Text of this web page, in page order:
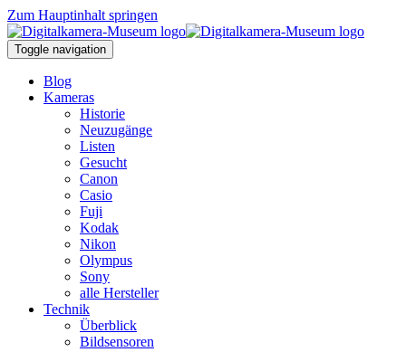
Zum Hauptinhalt springen
Toggle navigation
Blog
Kameras
Historie
Neuzugänge
Listen
Gesucht
Canon
Casio
Fuji
Kodak
Nikon
Olympus
Sony
alle Hersteller
Technik
Überblick
Bildsensoren